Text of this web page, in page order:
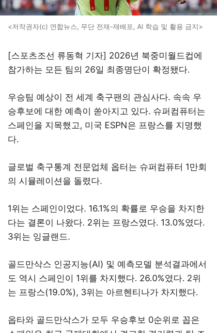
<저작권자(c) 연합뉴스, 무단 전재-재배포, AI 학습 및 활용 금지>
[스포츠조선 류동혁 기자] 2026년 북중미월드컵에
참가하는 모든 팀의 26일 최종명단이 확정됐다.
우승팀 예상이 전 세계 축구팬의 관심사다. 속속 우
승후보에 대한 예측이 쏟아지고 있다. 슈퍼컴퓨터는
스페인을 지목했고, 미국 ESPN은 프랑스를 지명했
다.
글로벌 축구통계 전문업체 옵터는 슈퍼컴퓨터 1만회
의 시뮬레이션을 돌렸다.
1위는 스페인이었다. 16.1%의 확률로 우승을 차지한
다는 결론이 나왔다. 2위는 프랑스였다. 13.0%였다.
3위는 잉글랜드.
골드만삭스 인공지능(AI) 및 예측모델 분석결과에서
도 역시 스페인이 1위를 차지했다. 26.0%였다. 2위
는 프랑스(19.0%), 3위는 아르헨티나가 차지했다.
옵타와 골드만삭스가 모두 우승후보 0순위로 꼽은